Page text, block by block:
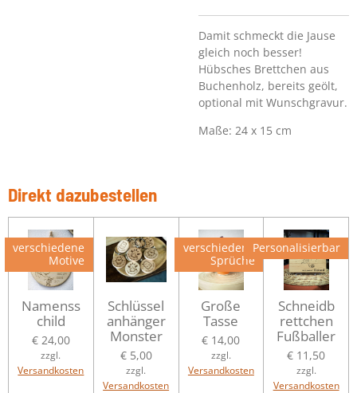
Damit schmeckt die Jause
gleich noch besser!
Hübsches Brettchen aus
Buchenholz, bereits geölt,
optional mit Wunschgravur.
Maße: 24 x 15 cm
Direkt dazubestellen
verschiedene
Motive
Namenss
child
€ 24,00
zzgl.
Versandkosten
Schlüssel
anhänger
Monster
€ 5,00
zzgl.
Versandkosten
verschiedene
Sprüche
Große
Tasse
€ 14,00
zzgl.
Versandkosten
Personalisierbar
Schneidb
rettchen
Fußballer
€ 11,50
zzgl.
Versandkosten